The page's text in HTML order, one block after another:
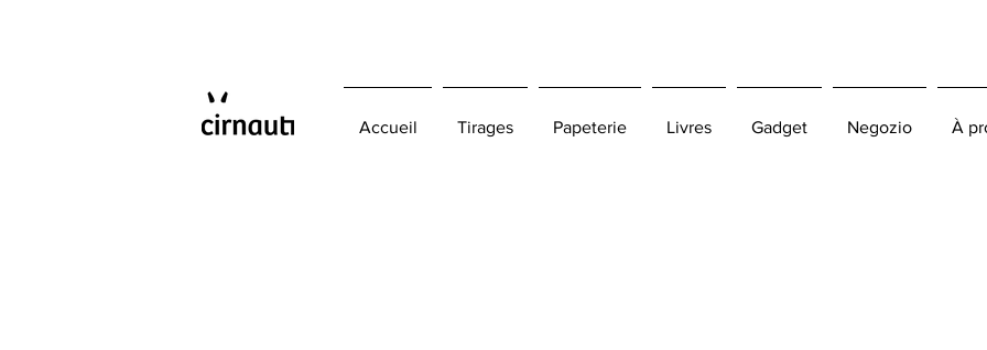
Accueil Tirages Papeterie Livres Gadget Negozio À